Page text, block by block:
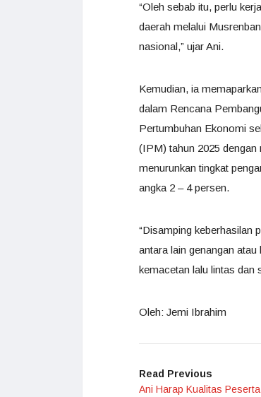
“Oleh sebab itu, perlu
daerah melalui
nasional,” ujar Ani.
Kemudian, ia
dalam Rencana
Pertumbuhan Ekonomi
(IPM) tahun 2025 dengan
menurunkan tingkat
angka 2 – 4 persen.
“Disamping keberhasilan
antara lain genangan
kemacetan lalu lintas dan
Oleh: Jemi Ibrahim
Read Previous
Ani Harap Kualitas